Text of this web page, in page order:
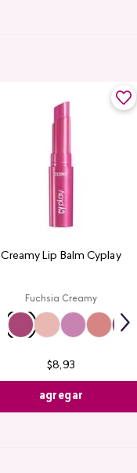
Creamy Lip Balm Cyplay
Fuchsia Creamy
$8,93
agregar